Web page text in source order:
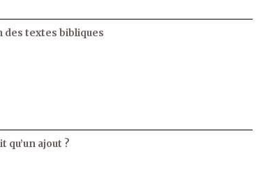
des textes bibliques
qu’un ajout ?